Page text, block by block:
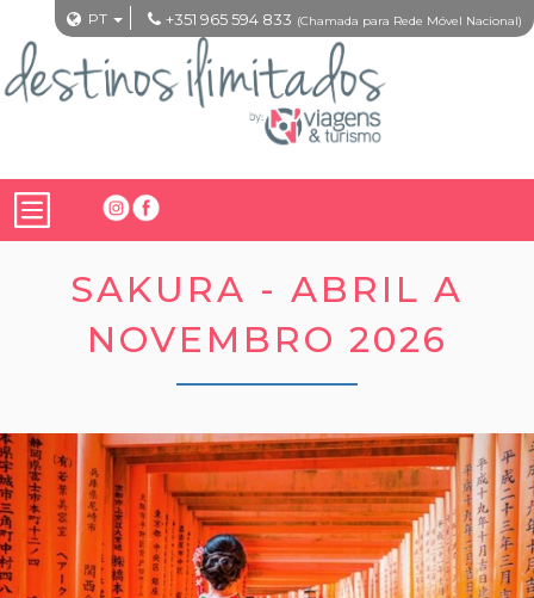
PT +351 965 594 833 (Chamada para Rede Móvel Nacional)
SAKURA - ABRIL A
NOVEMBRO 2026